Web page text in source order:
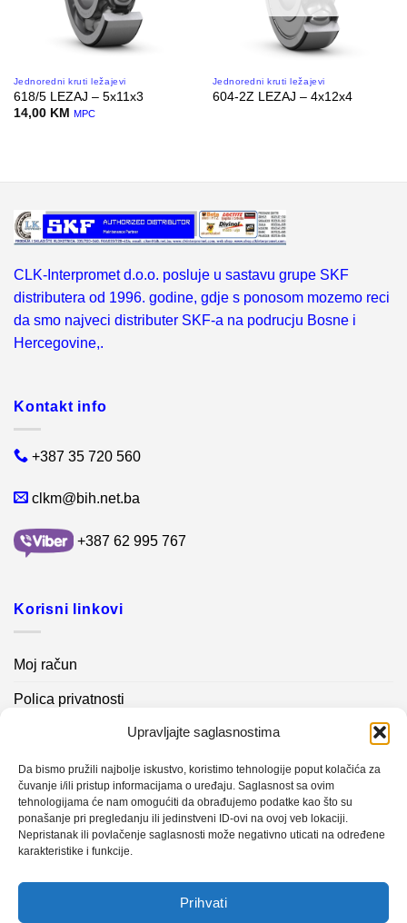
Upravljajte saglasnostima
Da bismo pružili najbolje iskustvo, koristimo tehnologije poput kolačića za
čuvanje i/ili pristup informacijama o uređaju. Saglasnost sa ovim
tehnologijama će nam omogućiti da obrađujemo podatke kao što su
ponašanje pri pregledanju ili jedinstveni ID-ovi na ovoj veb lokaciji.
Nepristanak ili povlačenje saglasnosti može negativno uticati na određene
karakteristike i funkcije.
Prihvati
Jednoredni kruti ležajevi
618/5 LEZAJ – 5x11x3
14,00 KM MPC
Jednoredni kruti ležajevi
604-2Z LEZAJ – 4x12x4
CLK-Interpromet d.o.o. posluje u sastavu grupe SKF
distributera od 1996. godine, gdje s ponosom mozemo reci
da smo najveci distributer SKF-a na podrucju Bosne i
Hercegovine,.
Kontakt info
+387 35 720 560
clkm@bih.net.ba
+387 62 995 767
Korisni linkovi
Moj račun
Polica privatnosti
Kontakt info
Novosti
Sistem mjerenja vibracija – papir mašina 4